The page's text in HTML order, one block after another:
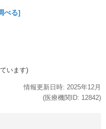
べる]
います)
情報更新日時: 2025年12月
(医療機関ID: 12842)